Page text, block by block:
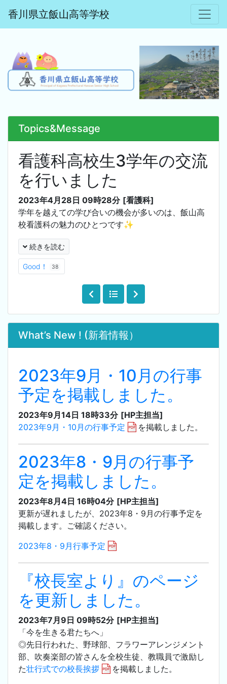
香川県立飯山高等学校
Topics&Message
看護科高校生3学年の交流
を行いました
2023年4月28日 09時28分 [看護科]
学年を越えての学び合いの機会が多いのは、飯山高
校看護科の魅力のひとつです✨
続きを読む
Good！ 38
What’s New ! (新着情報）
2023年9月・10月の行事
予定を掲載しました。
2023年9月14日 18時33分 [HP主担当]
2023年9月・10月の行事予定
を掲載しました。
2023年8・9月の行事予
定を掲載しました。
2023年8月4日 16時04分 [HP主担当]
更新が遅れましたが、2023年8・9月の行事予定を
掲載します。ご確認ください。
2023年8・9月行事予定
『校長室より』のページ
を更新しました。
2023年7月9日 09時52分 [HP主担当]
「今を生きる君たちへ」
◎先日行われた、野球部、フラワーアレンジメント
部、吹奏楽部の皆さんを全校生徒、教職員で激励し
た壮行式での校長挨拶 を掲載しました。